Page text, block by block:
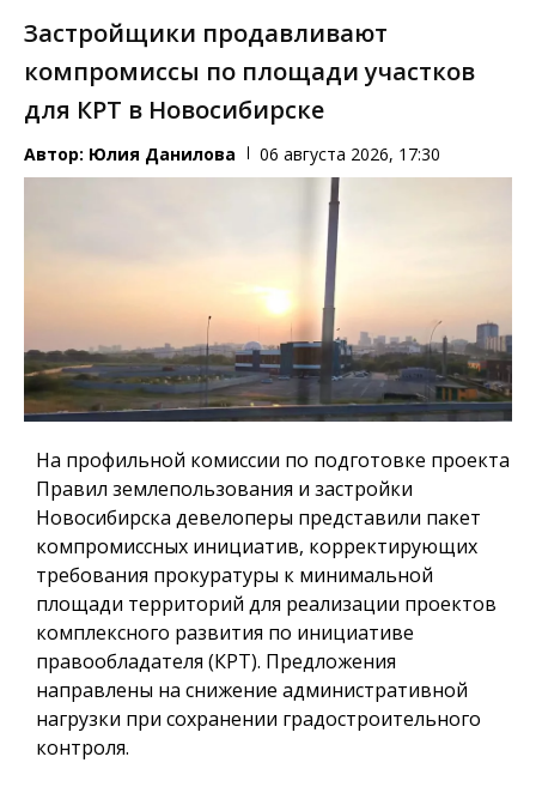
Застройщики продавливают
компромиссы по площади участков
для КРТ в Новосибирске
Автор: Юлия Данилова 06 августа 2026, 17:30
На профильной комиссии по подготовке проекта
Правил землепользования и застройки
Новосибирска девелоперы представили пакет
компромиссных инициатив, корректирующих
требования прокуратуры к минимальной
площади территорий для реализации проектов
комплексного развития по инициативе
правообладателя (КРТ). Предложения
направлены на снижение административной
нагрузки при сохранении градостроительного
контроля.